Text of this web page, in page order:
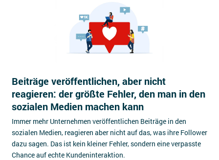
Beiträge veröffentlichen, aber nicht
reagieren: der größte Fehler, den man in den
sozialen Medien machen kann
Immer mehr Unternehmen veröffentlichen Beiträge in den
sozialen Medien, reagieren aber nicht auf das, was ihre Follower
dazu sagen. Das ist kein kleiner Fehler, sondern eine verpasste
Chance auf echte Kundeninteraktion.